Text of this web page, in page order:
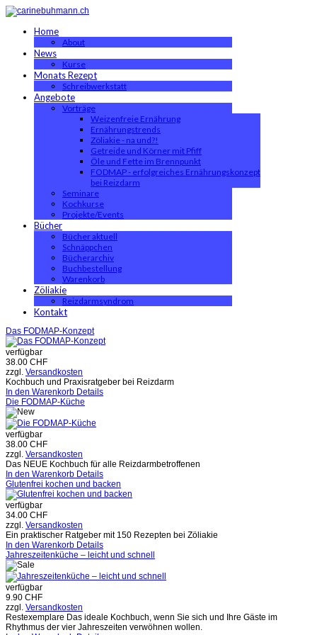
Home
About
News
Kurse
Monats Rezept
Schreibwerkstatt
Angebote
Vorträge
Weizenfreie Ernährung
Ernährungstrends
Zöliakie - na und?!
Getreide und Körner mit Pfiff
Öle und Fette im Brennpunkt
FODMAP - erfolgreiches Ernährungskonzept
bei Reizdarm
Seminare
Kochkurse
Projekte/Events
Bücher
Bücher aktuell
Schnäppchen
Bücherarchiv
Buchbestellung
Warenkorb
Zöliakie
Reizdarmsyndrom
Kontakt
Das FODMAP-Konzept
verfügbar
38.00 CHF
zzgl. Versandkosten
Kochbuch und Praxisratgeber bei Reizdarm
In den Warenkorb Details
Die FODMAP-Küche
verfügbar
38.00 CHF
zzgl. Versandkosten
Das NEUE Kochbuch für alle Reizdarmbetroffenen
In den Warenkorb Details
Glutenfrei kochen und backen
verfügbar
34.00 CHF
zzgl. Versandkosten
Ein praktischer Ratgeber mit 150 Rezepten bei Zöliakie
In den Warenkorb Details
Jahreszeitenküche – leicht und schnell
verfügbar
9.90 CHF
zzgl. Versandkosten
Restexemplare Das ideale Kochbuch, wenn Sie sich und Ihre Gäste im
Rhythmus der vier Jahreszeiten verwöhnen wollen.